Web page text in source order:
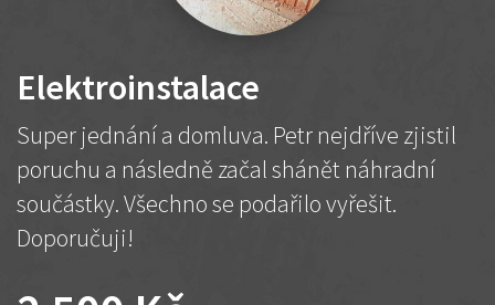
Elektroinstalace
Super jednání a domluva. Petr nejdříve zjistil
poruchu a následně začal shánět náhradní
součástky. Všechno se podařilo vyřešit.
Doporučuji!